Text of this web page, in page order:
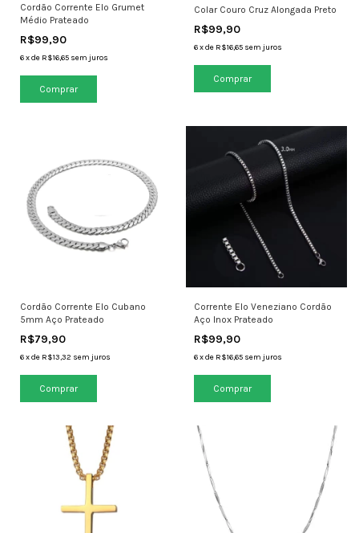
Cordão Corrente Elo Grumet
Médio Prateado
R$99,90
6xde R$16,65 sem juros
Colar Couro Cruz Alongada Preto
R$99,90
6 xde R$16,65 sem juros
Cordão Corrente Elo Cubano
5mm Aço Prateado
R$79,90
6xde R$13,32 sem juros
Corrente Elo Veneziano Cordão
Aço Inox Prateado
R$99,90
6 xde R$16,65 sem juros